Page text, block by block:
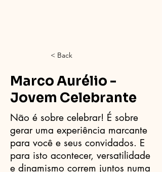
< Back
Marco Aurélio -
Jovem Celebrante
Não é sobre celebrar! É sobre
gerar uma experiência marcante
para você e seus convidados. E
para isto acontecer, versatilidade
e dinamismo correm juntos numa